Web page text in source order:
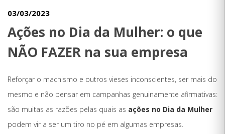
03/03/2023
Ações no Dia da Mulher: o que
NÃO FAZER na sua empresa
Reforçar o machismo e outros vieses inconscientes, ser mais do
mesmo e não pensar em campanhas genuinamente afirmativas:
são muitas as razões pelas quais as ações no Dia da Mulher
podem vir a ser um tiro no pé em algumas empresas.